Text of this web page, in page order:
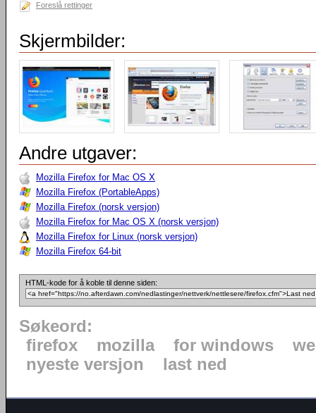
Foreslå rettinger
Skjermbilder:
Andre utgaver:
Mozilla Firefox for Mac OS X
Mozilla Firefox (PortableApps)
Mozilla Firefox (norsk versjon)
Mozilla Firefox for Mac OS X (norsk versjon)
Mozilla Firefox for Linux (norsk versjon)
Mozilla Firefox 64-bit
HTML-kode for å koble til denne siden:
Søkeord:
firefox
mozilla for windows
nyeste versjon
last ned